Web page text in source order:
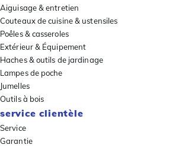
Aiguisage & entretien
Couteaux de cuisine & ustensiles
Poêles & casseroles
Extérieur & Équipement
Haches & outils de jardinage
Lampes de poche
Jumelles
Outils à bois
service clientèle
Service
Garantie